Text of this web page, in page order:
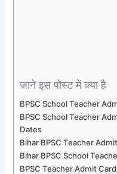
जाने इस पोस्ट में क्या है
BPSC School Teacher
BPSC School Teacher
Dates
Bihar BPSC Teacher
Bihar BPSC School
BPSC Teacher Admit